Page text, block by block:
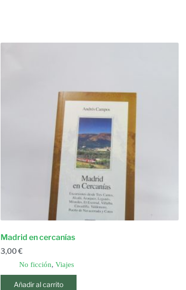
Madrid en cercanías
3,00€
No ficción, Viajes
Añadir al carrito